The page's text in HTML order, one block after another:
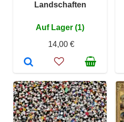
Landschaften
Auf Lager (1)
14,00 €